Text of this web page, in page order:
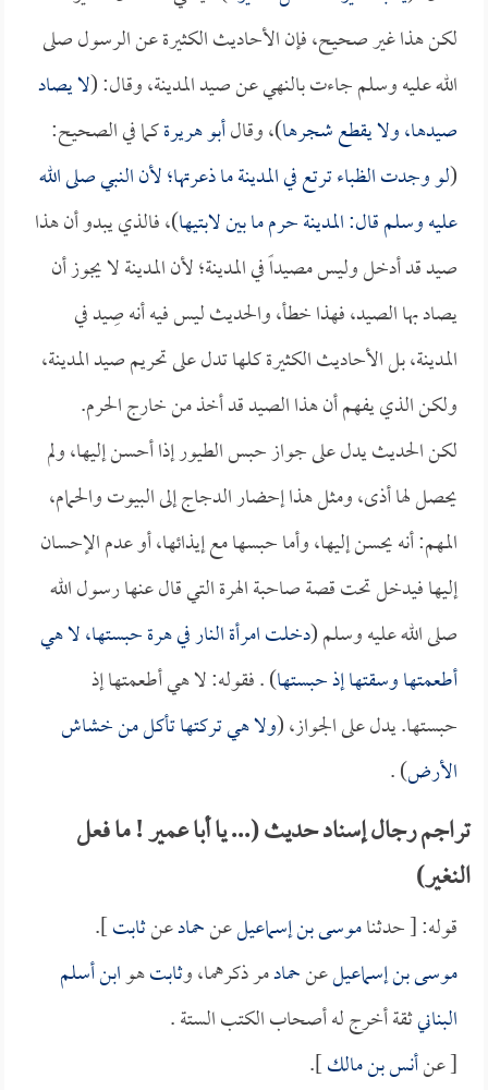
لكن هذا غير صحيح، فإن الأحاديث الكثيرة عن الرسول صلى
الله عليه وسلم جاءت بالنهي عن صيد المدينة، وقال: (لا يصاد
صيدها، ولا يقطع شجرها)، وقالأبو هريرةكما في الصحيح:
(لو وجدت الظباء ترتع في المدينة ما ذعرتها؛ لأن النبي صلى الله
عليه وسلم قال: المدينة حرم ما بين لابتيها)، فالذي يبدو أن هذا
صيد قد أدخل وليس مصيداً في المدينة؛ لأن المدينة لا يجوز أن
يصاد بها الصيد، فهذا خطأ، والحديث ليس فيه أنه صِيد في
المدينة، بل الأحاديث الكثيرة كلها تدل على تحريم صيد المدينة،
ولكن الذي يفهم أن هذا الصيد قد أخذ من خارج الحرم.
لكن الحديث يدل على جواز حبس الطيور إذا أحسن إليها، ولم
يحصل لها أذى، ومثل هذا إحضار الدجاج إلى البيوت والحمام،
المهم: أنه يحسن إليها، وأما حبسها مع إيذائها، أو عدم الإحسان
إليها فيدخل تحت قصة صاحبة الهرة التي قال عنها رسول الله
صلى الله عليه وسلم (دخلت امرأة النار في هرة حبستها، لا هي
أطعمتها وسقتها إذ حبستها) . فقوله: لا هي أطعمتها إذ
حبستها. يدل على الجواز، (ولا هي تركتها تأكل من خشاش
الأرض) .
تراجم رجال إسناد حديث (... يا أبا عمير ! ما فعل
النغير)
قوله: [ حدثناموسى بن إسماعيلعنحمادعنثابت].
موسى بن إسماعيلعنحمادمر ذكرهما، وثابتهوابن أسلم
البنانيثقة أخرج له أصحاب الكتب الستة .
[ عنأنس بن مالك].